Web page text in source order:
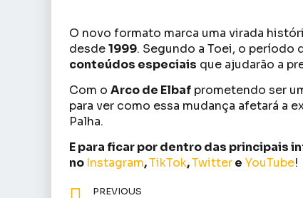
O novo formato marca uma virada
desde1999. Segundo a Toei, o período
conteúdos especiais que ajudarão a
Com o Arco de Elbaf prometendo ser
para ver como essa mudança afetará a
Palha.
E para ficar por dentro das principais
no Instagram,TikTok,Twittere YouTube!
PREVIOUS